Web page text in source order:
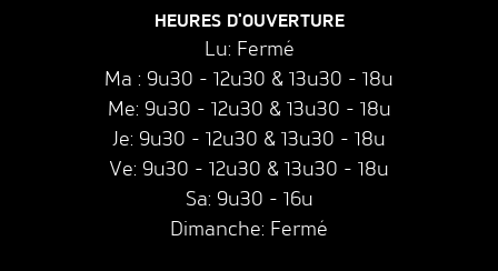
HEURES D'OUVERTURE
Lu: Fermé
Ma : 9u30 - 12u30 & 13u30 - 18u
Me: 9u30 - 12u30 & 13u30 - 18u
Je: 9u30 - 12u30 & 13u30 - 18u
Ve: 9u30 - 12u30 & 13u30 - 18u
Sa: 9u30 - 16u
Dimanche: Fermé